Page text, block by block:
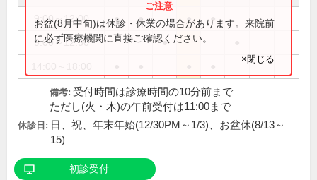
9:00～12:00 ● ● ● ●
9:00～12:30 ●
お盆(8月中旬)は休診・休業の場合があります。来院前
に必ず医療機関に直接ご確認ください。
×閉じる
備考: 受付時間は診療時間の10分前まで
ただし(火・木)の午前受付は11:00まで
休診日: 日、祝、年末年始(12/30PM～1/3)、お盆休(8/13～
15)
初診受付